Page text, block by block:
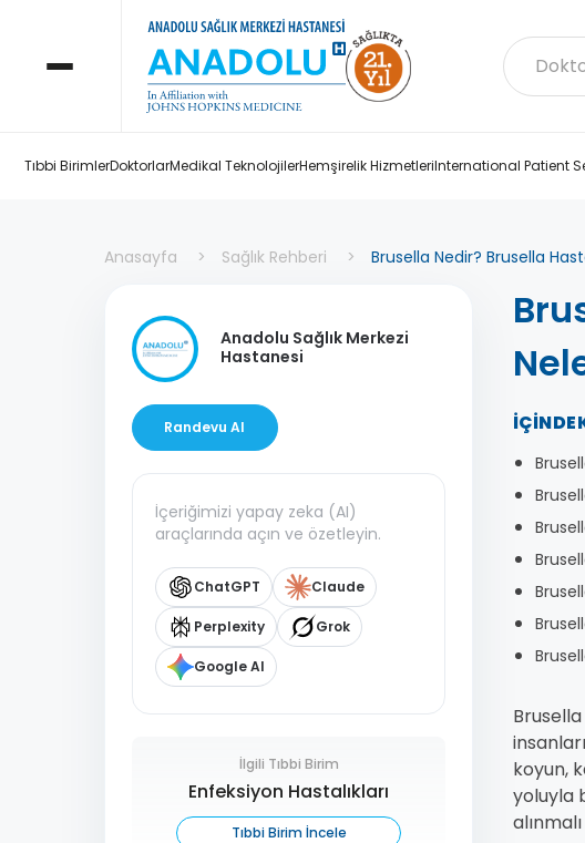
Tıbbi BirimlerDoktorlarMedikal TeknolojilerHemşirelik HizmetleriInternational Patient
Anasayfa Sağlık Rehberi Brusella Nedir? Brusella
Anadolu Sağlık Merkezi
Hastanesi
Randevu Al
İçeriğimizi yapay zeka (AI)
araçlarında açın ve özetleyin.
ChatGPT Claude
Perplexity Grok
Google AI
İlgili Tıbbi Birim
Enfeksiyon Hastalıkları
Tıbbi Birim İncele
koyun,
yoluyla